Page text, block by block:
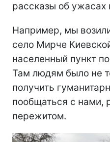
рассказы об ужасах
Например, мы
село Мирче
населенный пункт
Там людям было не
получить
пообщаться с нами,
пережитом.